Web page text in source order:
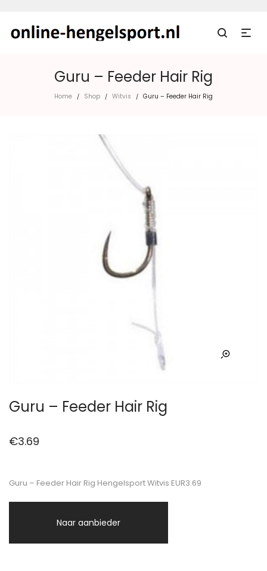
Guru – Feeder Hair Rig
Home / Shop / Witvis / Guru – Feeder Hair Rig
Guru – Feeder Hair Rig
€3.69
Guru – Feeder Hair Rig Hengelsport Witvis EUR3.69
Naar aanbieder